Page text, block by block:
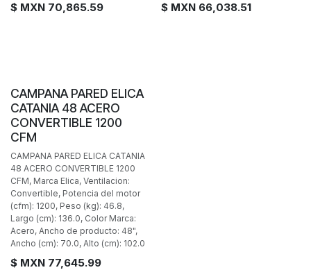
$ MXN 70,865.59 $ MXN 66,038.51
CAMPANA PARED ELICA
CATANIA 48 ACERO
CONVERTIBLE 1200
CFM
CAMPANA PARED ELICA CATANIA
48 ACERO CONVERTIBLE 1200
CFM, Marca Elica, Ventilacion:
Convertible, Potencia del motor
(cfm): 1200, Peso (kg): 46.8,
Largo (cm): 136.0, Color Marca:
Acero, Ancho de producto: 48",
Ancho (cm): 70.0, Alto (cm): 102.0
$ MXN 77,645.99